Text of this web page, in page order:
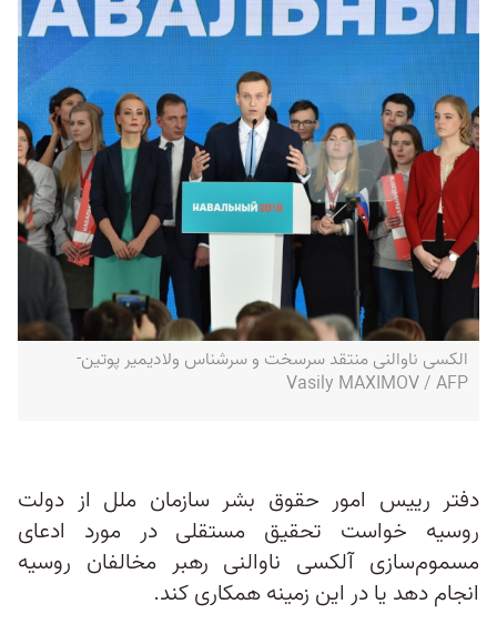
الکسی ناوالنی منتقد سرسخت و سرشناس ولادیمیر پوتین-
Vasily MAXIMOV / AFP
دفتر رییس امور حقوق بشر سازمان ملل از دولت
روسیه خواست تحقیق مستقلی در مورد ادعای
مسموم‌سازی آلکسی ناوالنی رهبر مخالفان روسیه
انجام دهد یا در این زمینه همکاری کند.